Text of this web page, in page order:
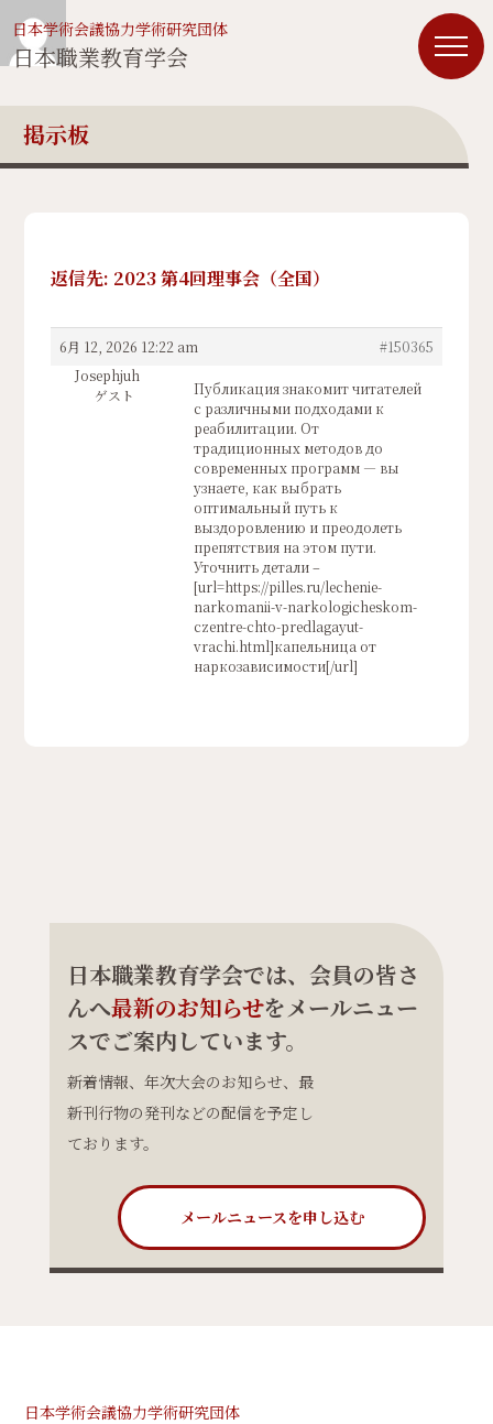
日本学術会議協力学術研究団体
日本職業教育学会
掲示板
返信先: 2023 第4回理事会（全国）
6月 12, 2026 12:22 am
#150365
Josephjuh
ゲスト
Публикация знакомит читателей
с различными подходами к
реабилитации. От
традиционных методов до
современных программ — вы
узнаете, как выбрать
оптимальный путь к
выздоровлению и преодолеть
препятствия на этом пути.
Уточнить детали –
[url=https://pilles.ru/lechenie-
narkomanii-v-narkologicheskom-
czentre-chto-predlagayut-
vrachi.html]капельница от
наркозависимости[/url]
日本職業教育学会では、会員の皆さ
んへ最新のお知らせをメールニュー
スでご案内しています。
新着情報、年次大会のお知らせ、最
新刊行物の発刊などの配信を予定し
ております。
メールニュースを申し込む
日本学術会議協力学術研究団体